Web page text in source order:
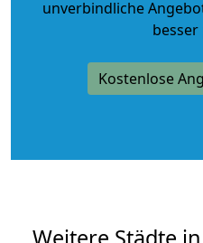
unverbindliche
besser
Kostenlose
Weitere Städte